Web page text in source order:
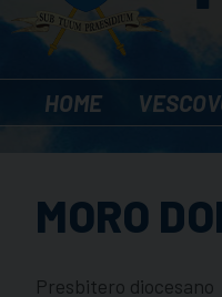
HOME
MORO
Presbitero diocesano